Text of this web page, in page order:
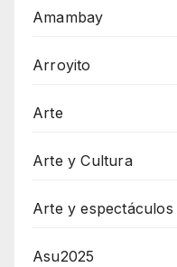
Amambay
Arroyito
Arte
Arte y Cultura
Arte y espectáculos
Asu2025